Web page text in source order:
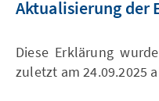
Aktualisierung der
Diese Erklärung
zuletzt am 24.09.2025